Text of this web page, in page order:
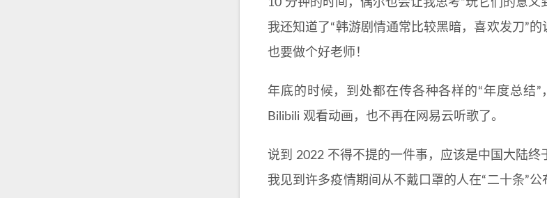
10 分钟的时间，偶尔也会让我思考“玩它们的意义
我还知道了“韩游剧情通常比较黑暗，喜欢发刀”
也要做个好老师！
年底的时候，到处都在传各种各样的“年度总结
Bilibili 观看动画，也不再在网易云听歌了。
说到 2022 不得不提的一件事，应该是中国大陆终
我见到许多疫情期间从不戴口罩的人在“二十条”